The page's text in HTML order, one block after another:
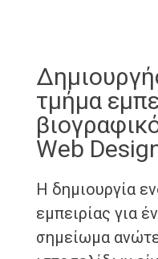
τμήμα
Web
Η δημιουργία
εμπειρίας για
σημείωμα